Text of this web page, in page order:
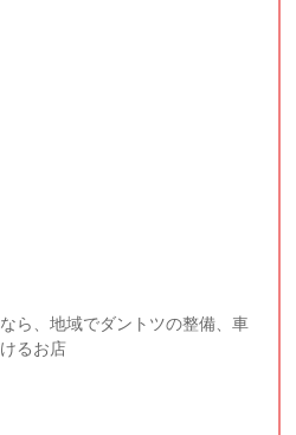
ら、地域でダントツの整備、車
るお店